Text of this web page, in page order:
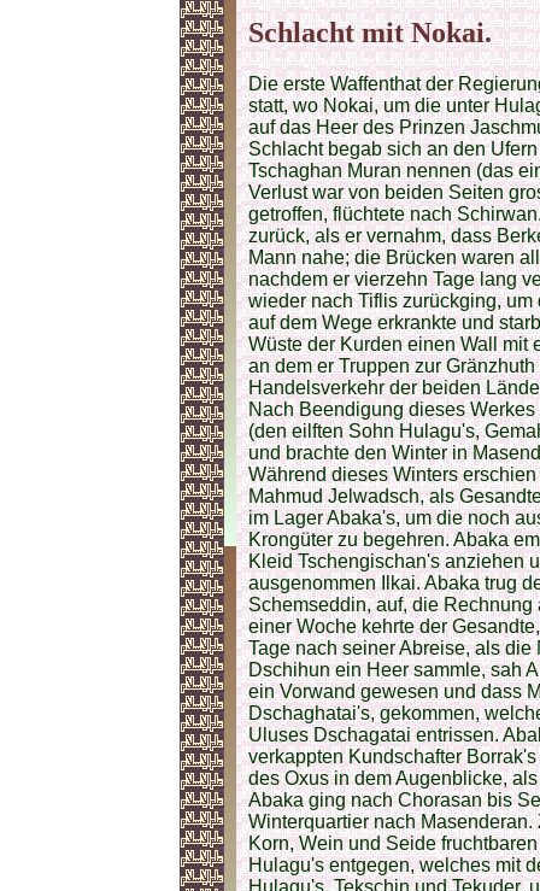
Schlacht mit Nokai.
Die erste Waffenthat der
statt, wo Nokai, um die unter
auf das Heer des Prinzen
Schlacht begab sich an den
Tschaghan Muran nennen (das
Verlust war von beiden Seiten
getroffen, flüchtete nach
zurück, als er vernahm, dass
Mann nahe; die Brücken waren
nachdem er vierzehn Tage lang
wieder nach Tiflis zurückging,
auf dem Wege erkrankte und
Wüste der Kurden einen Wall mit
an dem er Truppen zur
Handelsverkehr der beiden
Nach Beendigung dieses
(den eilften Sohn Hulagu's,
und brachte den Winter in
Während dieses Winters
Mahmud Jelwadsch, als
im Lager Abaka's, um die noch
Krongüter zu begehren. Abaka
Kleid Tschengischan's anziehen
ausgenommen Ilkai. Abaka trug
Schemseddin, auf, die
einer Woche kehrte der
Tage nach seiner Abreise, als
Dschihun ein Heer sammle, sah
ein Vorwand gewesen und dass
Dschaghatai's, gekommen,
Uluses Dschagatai entrissen.
verkappten Kundschafter
des Oxus in dem Augenblicke,
Abaka ging nach Chorasan bis
Winterquartier nach
Korn, Wein und Seide
Hulagu's entgegen, welches mit